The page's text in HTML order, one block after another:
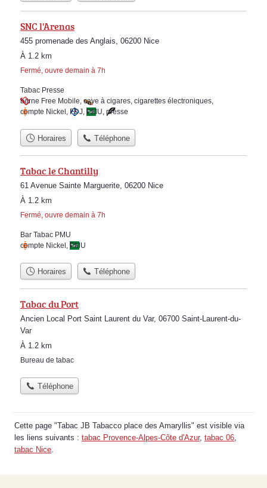
SNC l'Arenas
455 promenade des Anglais, 06200 Nice
À 1.2 km
Fermé, ouvre demain à 7h
Tabac Presse
borne Free Mobile, cave à cigares, cigarettes électroniques,
compte Nickel , FDJ, PMU, presse
Horaires Téléphone
Tabac le Chantilly
61 Avenue Sainte Marguerite, 06200 Nice
À 1.2 km
Fermé, ouvre demain à 7h
Bar Tabac PMU
compte Nickel PMU
Horaires Téléphone
Tabac du Port
Ancien Local Port Saint Laurent du Var, 06700 Saint-Laurent-du-
Var
À 1.2 km
Bureau de tabac
Téléphone
Cette page "Tabac JB Tabacco place des Amaryllis" est visible via
les liens suivants : tabac Provence-Alpes-Côte d'Azur, tabac 06,
tabac Nice.